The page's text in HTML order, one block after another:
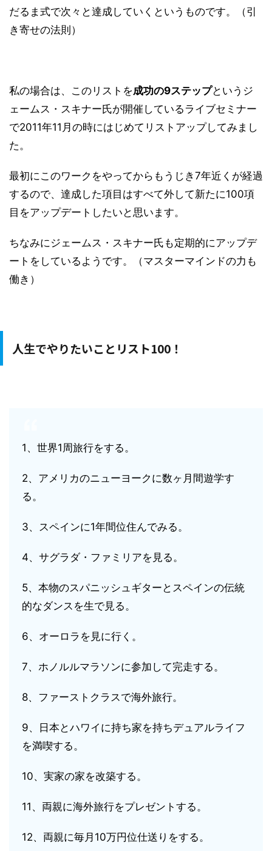
だるま式で次々と達成していくというものです。（引
き寄せの法則）
私の場合は、このリストを成功の9ステップというジ
ェームス・スキナー氏が開催しているライブセミナー
で2011年11月の時にはじめてリストアップしてみまし
た。
最初にこのワークをやってからもうじき7年近くが経過
するので、達成した項目はすべて外して新たに100項
目をアップデートしたいと思います。
ちなみにジェームス・スキナー氏も定期的にアップデ
ートをしているようです。（マスターマインドの力も
働き）
人生でやりたいことリスト100！
1、世界1周旅行をする。
2、アメリカのニューヨークに数ヶ月間遊学す
る。
3、スペインに1年間位住んでみる。
4、サグラダ・ファミリアを見る。
5、本物のスパニッシュギターとスペインの伝統
的なダンスを生で見る。
6、オーロラを見に行く。
7、ホノルルマラソンに参加して完走する。
8、ファーストクラスで海外旅行。
9、日本とハワイに持ち家を持ちデュアルライフ
を満喫する。
10、実家の家を改築する。
11、両親に海外旅行をプレゼントする。
12、両親に毎月10万円位仕送りをする。